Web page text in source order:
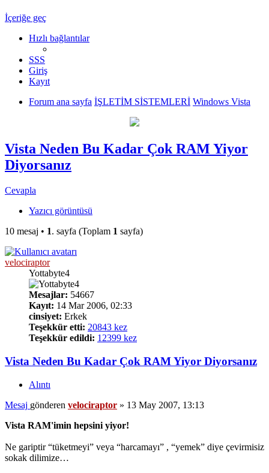
İçeriğe geç
Hızlı bağlantılar
SSS
Giriş
Kayıt
Forum ana sayfa İŞLETİM SİSTEMLERİ Windows Vista
Vista Neden Bu Kadar Çok RAM Yiyor
Diyorsanız
Cevapla
Yazıcı görüntüsü
10 mesaj • 1. sayfa (Toplam 1 sayfa)
velociraptor
Yottabyte4
Mesajlar: 54667
Kayıt: 14 Mar 2006, 02:33
cinsiyet: Erkek
Teşekkür etti: 20843 kez
Teşekkür edildi: 12399 kez
Vista Neden Bu Kadar Çok RAM Yiyor Diyorsanız
Alıntı
Mesaj gönderen velociraptor » 13 May 2007, 13:13
Vista RAM'imin hepsini yiyor!
Ne gariptir “tüketmeyi” veya “harcamayı” , “yemek” diye çevirmisiz
sokak dilimize…